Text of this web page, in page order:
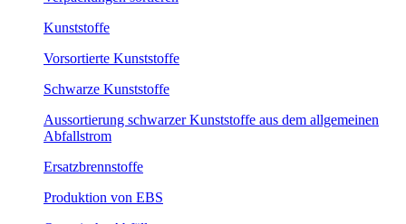
Kunststoffe
Vorsortierte Kunststoffe
Schwarze Kunststoffe
Aussortierung schwarzer Kunststoffe aus dem allgemeinen
Abfallstrom
Ersatzbrennstoffe
Produktion von EBS